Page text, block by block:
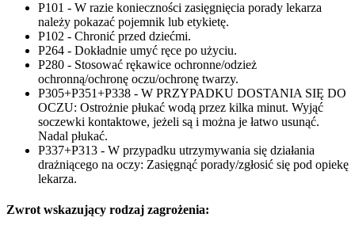
P101 - W razie konieczności zasięgnięcia porady lekarza
należy pokazać pojemnik lub etykietę.
P102 - Chronić przed dziećmi.
P264 - Dokładnie umyć ręce po użyciu.
P280 - Stosować rękawice ochronne/odzież
ochronną/ochronę oczu/ochronę twarzy.
P305+P351+P338 - W PRZYPADKU DOSTANIA SIĘ DO
OCZU: Ostrożnie płukać wodą przez kilka minut. Wyjąć
soczewki kontaktowe, jeżeli są i można je łatwo usunąć.
Nadal płukać.
P337+P313 - W przypadku utrzymywania się działania
drażniącego na oczy: Zasięgnąć porady/zgłosić się pod opiekę
lekarza.
Zwrot wskazujący rodzaj zagrożenia: